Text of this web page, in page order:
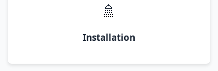
🚿
Installation